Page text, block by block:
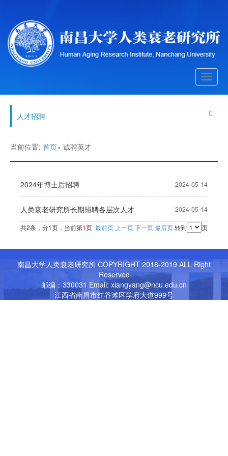
Toggle
人才招聘
当前位置: 首页» 诚聘英才
2024-05-14
2024年博士后招聘
2024-05-14
人类衰老研究所长期招聘各层次人才
共2条，分1页，当前第1页 最前页 上一页下一页最后页转到 页
南昌大学人类衰老研究所 COPYRIGHT 2018-2019 ALL Right
Reserved
邮编：330031 Email: xiangyang@ncu.edu.cn
江西省南昌市红谷滩区学府大道999号